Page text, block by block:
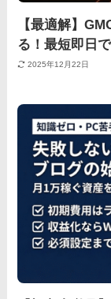
【最適解】
る！最短即日
2025年12月22日